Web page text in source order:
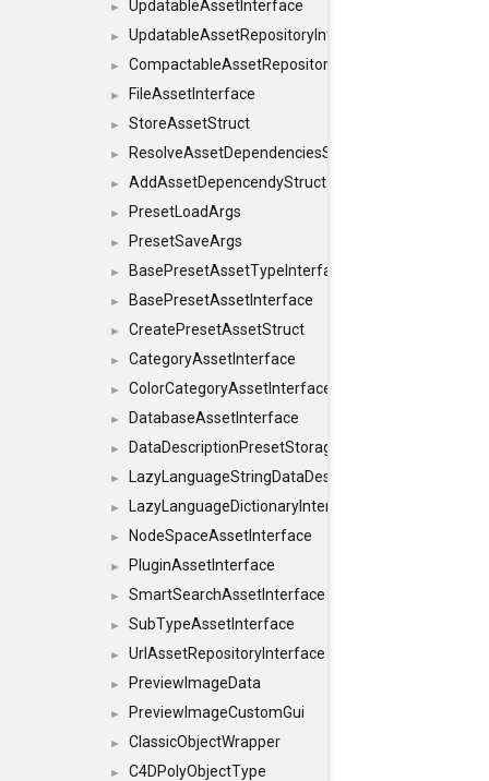
► UpdatableAssetInterface
► UpdatableAssetRepositoryInterface
► CompactableAssetRepositoryInterface
► FileAssetInterface
► StoreAssetStruct
► ResolveAssetDependenciesStruct
► AddAssetDepencendyStruct
► PresetLoadArgs
► PresetSaveArgs
► BasePresetAssetTypeInterface
► BasePresetAssetInterface
► CreatePresetAssetStruct
► CategoryAssetInterface
► ColorCategoryAssetInterface
► DatabaseAssetInterface
► DataDescriptionPresetStorageInterface
►
► LazyLanguageDictionaryInterface
► NodeSpaceAssetInterface
► PluginAssetInterface
► SmartSearchAssetInterface
► SubTypeAssetInterface
► UrlAssetRepositoryInterface
► PreviewImageData
► PreviewImageCustomGui
► ClassicObjectWrapper
► C4DPolyObjectType